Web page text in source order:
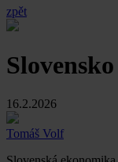
zpět
16.2.2026
Tomáš Volf